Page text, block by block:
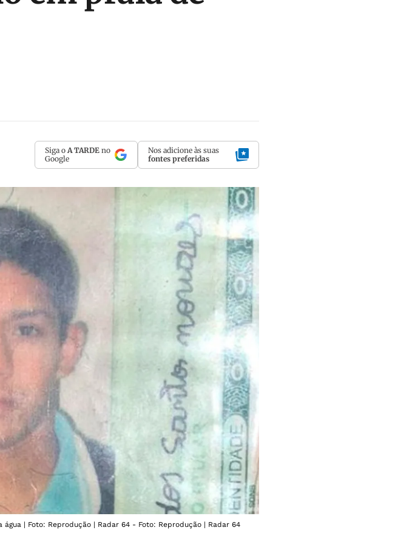
Siga o A TARDE no
Google
Nos adicione às suas
fontes preferidas
| Foto: Reprodução | Radar 64 - Foto: Reprodução | Radar 64